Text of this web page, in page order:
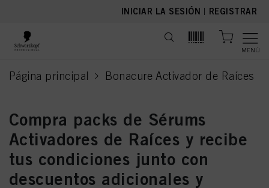
INICIAR LA SESIÓN | REGISTRAR
MENÚ
Página principal Bonacure Activador de Raíces
current page
Compra packs de Sérums
Activadores de Raíces y recibe
tus condiciones junto con
descuentos adicionales y